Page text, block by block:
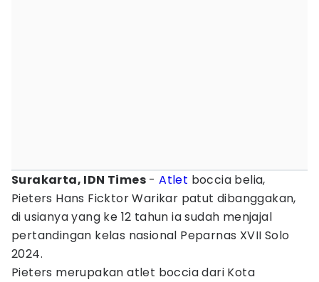
Surakarta, IDN Times -Atlet boccia belia,
Pieters Hans Ficktor Warikar patut dibanggakan,
di usianya yang ke 12 tahun ia sudah menjajal
pertandingan kelas nasional Peparnas XVII Solo
2024.
Pieters merupakan atlet boccia dari Kota